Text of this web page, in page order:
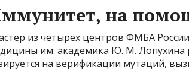
на
из четырёх центров ФМБА
им. академика Ю. М. Лопухина
на верификации мутаций,